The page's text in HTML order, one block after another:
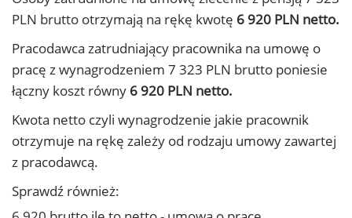
PLN brutto otrzymają na rękę kwotę 6 920 PLN netto.
Pracodawca zatrudniający pracownika na umowę o
pracę z wynagrodzeniem 7 323 PLN brutto poniesie
łączny koszt równy 6 920 PLN netto.
Kwota netto czyli wynagrodzenie jakie pracownik
otrzymuje na rękę zależy od rodzaju umowy zawartej
z pracodawcą.
Sprawdź również: